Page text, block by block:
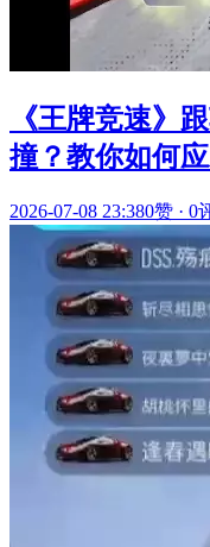
《王牌竞速》
撞？教你如何
2026-07-08 23:380赞 · 0